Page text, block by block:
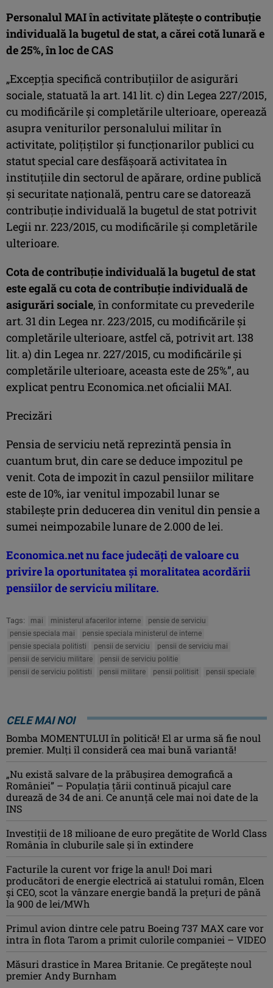
Personalul MAI în activitate plăteşte o contribuţie
individuală la bugetul de stat, a cărei cotă lunară e
de 25%, în loc de CAS
„Excepţia specifică contribuțiilor de asigurări
sociale, statuată la art. 141 lit. c) din Legea 227/2015,
cu modificările şi completările ulterioare, operează
asupra veniturilor personalului militar în
activitate, polițiștilor şi funcționarilor publici cu
statut special care desfășoară activitatea în
instituțiile din sectorul de apărare, ordine publică
şi securitate națională, pentru care se datorează
contribuție individuală la bugetul de stat potrivit
Legii nr. 223/2015, cu modificările și completările
ulterioare.
Cota de contribuție individuală la bugetul de stat
este egală cu cota de contribuție individuală de
asigurări sociale, în conformitate cu prevederile
art. 31 din Legea nr. 223/2015, cu modificările și
completările ulterioare, astfel că, potrivit art. 138
lit. a) din Legea nr. 227/2015, cu modificările şi
completările ulterioare, aceasta este de 25%”, au
explicat pentru Economica.net oficialii MAI.
Precizări
Pensia de serviciu netă reprezintă pensia în
cuantum brut, din care se deduce impozitul pe
venit. Cota de impozit în cazul pensiilor militare
este de 10%, iar venitul impozabil lunar se
stabileşte prin deducerea din venitul din pensie a
sumei neimpozabile lunare de 2.000 de lei.
Economica.net nu face judecăţi de valoare cu
privire la oportunitatea şi moralitatea acordării
pensiilor de serviciu militare.
Tags: mai ministerul afacerilor interne
pensie de serviciu
pensie speciala mai
pensie speciala ministerul de interne
pensie speciala politisti
pensii de serviciu
pensii de serviciu mai
pensii de serviciu militare
pensii de serviciu politie
pensii de serviciu politisti
pensii militare pensii politisit pensii speciale
CELE MAI NOI
Bomba MOMENTULUI în politică! El ar urma să fie noul
premier. Mulți îl consideră cea mai bună variantă!
„Nu există salvare de la prăbușirea demografică a
României” – Populaţia ţării continuă picajul care
durează de 34 de ani. Ce anunţă cele mai noi date de la
INS
Investiţii de 18 milioane de euro pregătite de World Class
România în cluburile sale şi în extindere
Facturile la curent vor frige la anul! Doi mari
producători de energie electrică ai statului român, Elcen
și CEO, scot la vânzare energie bandă la prețuri de până
la 900 de lei/MWh
Primul avion dintre cele patru Boeing 737 MAX care vor
intra în flota Tarom a primit culorile companiei – VIDEO
Măsuri drastice în Marea Britanie. Ce pregăteşte noul
premier Andy Burnham